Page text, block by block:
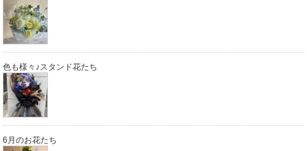
色も様々♪スタンド花たち
6月のお花たち